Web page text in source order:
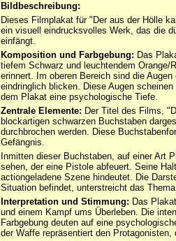
Bildbeschreibung:
Dieses Filmplakat für "Der aus der Hölle
ein visuell eindrucksvolles Werk, das die
einfängt.
Komposition und Farbgebung: Das
tiefem Schwarz und leuchtendem Orange/
erinnert. Im oberen Bereich sind die
eindringlich blicken. Diese Augen
dem Plakat eine psychologische Tiefe.
Zentrale Elemente: Der Titel des Films,
blockartigen schwarzen Buchstaben
durchbrochen werden. Diese
Gefängnis.
Inmitten dieser Buchstaben, auf einer Art
sehen, der eine Pistole abfeuert. Seine
actiongeladene Szene hindeutet. Die
Situation befindet, unterstreicht das
Interpretation und Stimmung: Das
und einem Kampf ums Überleben. Die
Farbgebung deuten auf eine
der Waffe repräsentiert den